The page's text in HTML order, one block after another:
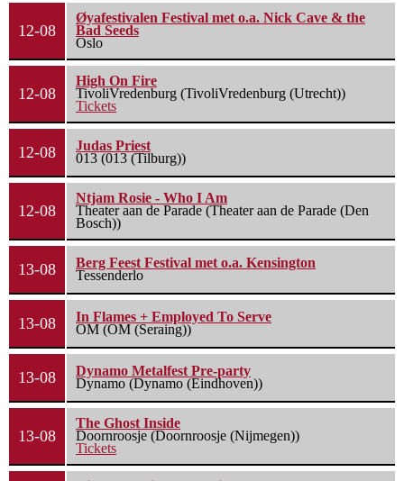
12-08
Øyafestivalen Festival met o.a. Nick Cave & the
Bad Seeds
Oslo
12-08
High On Fire
TivoliVredenburg (TivoliVredenburg (Utrecht))
Tickets
12-08
Judas Priest
013 (013 (Tilburg))
12-08
Ntjam Rosie - Who I Am
Theater aan de Parade (Theater aan de Parade (Den
Bosch))
13-08
Berg Feest Festival met o.a. Kensington
Tessenderlo
13-08
In Flames + Employed To Serve
OM (OM (Seraing))
13-08
Dynamo Metalfest Pre-party
Dynamo (Dynamo (Eindhoven))
13-08
The Ghost Inside
Doornroosje (Doornroosje (Nijmegen))
Tickets